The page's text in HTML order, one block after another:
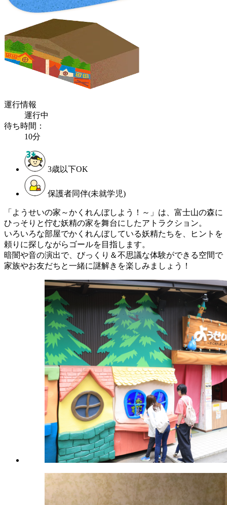
運行情報
運行中
待ち時間：
10分
3歳以下OK
保護者同伴(未就学児)
「ようせいの家～かくれんぼしよう！～」は、富士山の森に
ひっそりと佇む妖精の家を舞台にしたアトラクション。
いろいろな部屋でかくれんぼしている妖精たちを、ヒントを
頼りに探しながらゴールを目指します。
暗闇や音の演出で、びっくり＆不思議な体験ができる空間で
家族やお友だちと一緒に謎解きを楽しみましょう！